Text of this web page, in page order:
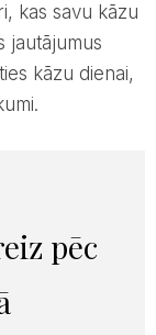
kas savu kāzu
jautājumus
kāzu dienai,
pēc